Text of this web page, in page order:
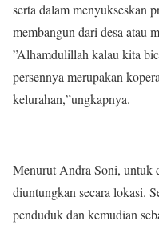
serta dalam menyukseskan
membangun dari desa atau
”Alhamdulillah kalau kita
persennya merupakan
kelurahan,”ungkapnya.
Menurut Andra Soni, untuk
diuntungkan secara lokasi.
penduduk dan kemudian